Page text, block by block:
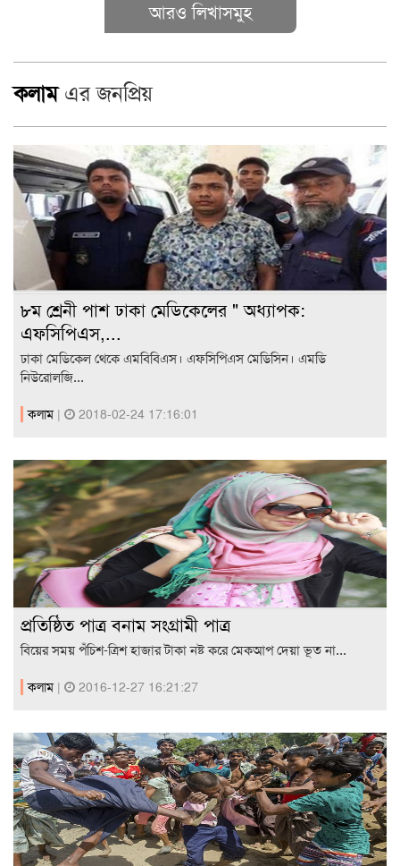
আরও লিখাসমুহ
কলামএর জনপ্রিয়
৮ম শ্রেনী পাশ ঢাকা মেডিকেলের " অধ্যাপক:
এফসিপিএস,...
ঢাকা মেডিকেল থেকে এমবিবিএস। এফসিপিএস মেডিসিন। এমডি
নিউরোলজি...
কলাম | 2018-02-24 17:16:01
প্রতিষ্ঠিত পাত্র বনাম সংগ্রামী পাত্র
বিয়ের সময় পঁচিশ-ত্রিশ হাজার টাকা নষ্ট করে মেকআপ দেয়া ভূত না...
কলাম | 2016-12-27 16:21:27